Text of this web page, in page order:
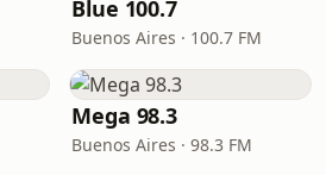
Blue 100.7
Buenos Aires · 100.7 FM
Mega 98.3
Buenos Aires · 98.3 FM